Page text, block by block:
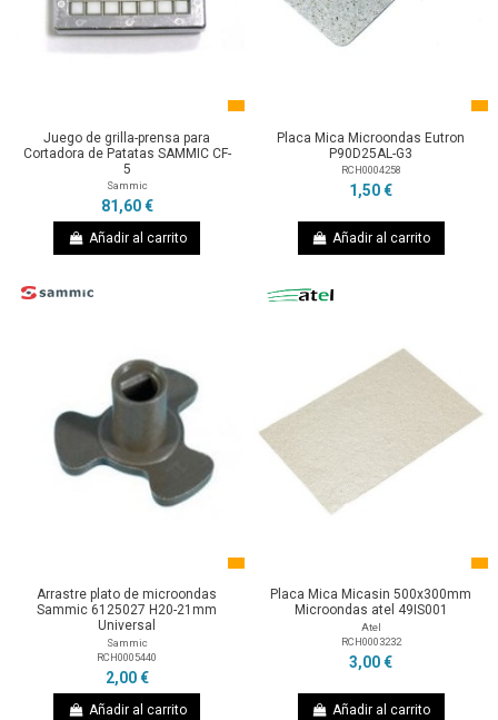
Juego de grilla-prensa para
Cortadora de Patatas SAMMIC CF-
5
Sammic
81,60 €
Añadir al carrito
Placa Mica Microondas Eutron
P90D25AL-G3
RCH0004258
1,50 €
Añadir al carrito
Arrastre plato de microondas
Sammic 6125027 H20-21mm
Universal
Sammic
RCH0005440
2,00 €
Añadir al carrito
Placa Mica Micasin 500x300mm
Microondas atel 49IS001
Atel
RCH0003232
3,00 €
Añadir al carrito